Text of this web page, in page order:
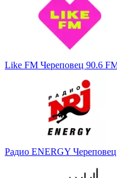
Like FM Череповец 90.6
Радио ENERGY